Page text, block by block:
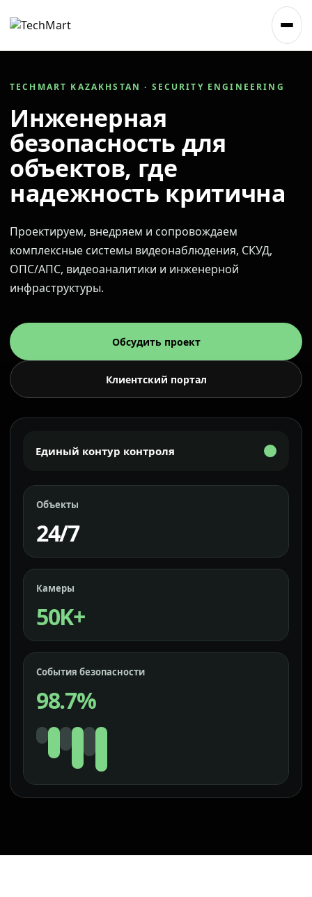
TECHMART KAZAKHSTAN · SECURITY ENGINEERING
Инженерная
безопасность для
объектов, где
надежность критична
Проектируем, внедряем и сопровождаем
комплексные системы видеонаблюдения, СКУД,
ОПС/АПС, видеоаналитики и инженерной
инфраструктуры.
Обсудить проект
Клиентский портал
Единый контур контроля
Объекты
24/7
Камеры
50K+
События безопасности
98.7%